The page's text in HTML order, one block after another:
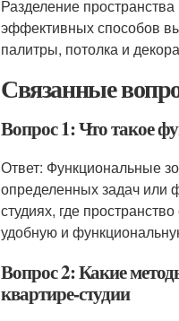
Разделение
эффективных способов
палитры, потолка и
Связанные
Вопрос 1: Что такое
Ответ: Функциональные
определенных задач или
студиях, где
удобную и
Вопрос 2: Какие
квартире-студии